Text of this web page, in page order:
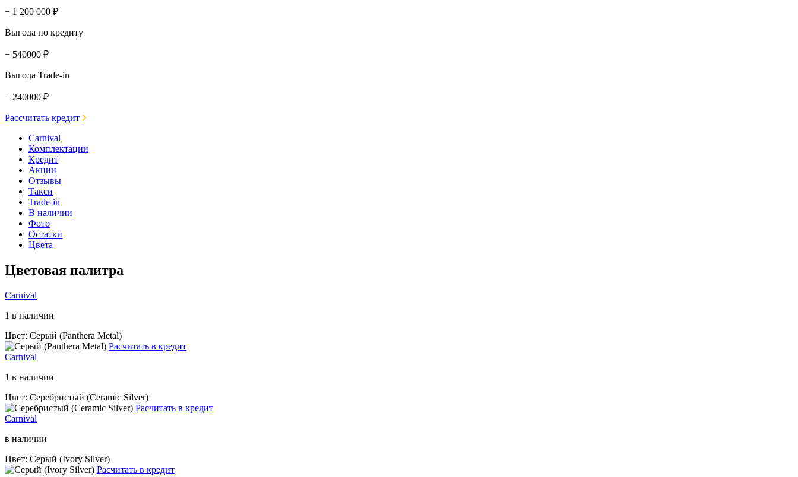
− 1 200 000 ₽
Выгода по кредиту
− 540000 ₽
Выгода Trade-in
− 240000 ₽
Рассчитать кредит
Carnival
Комплектации
Кредит
Акции
Отзывы
Такси
Trade-in
В наличии
Фото
Остатки
Цвета
Цветовая палитра
Carnival
1 в наличии
Цвет: Серый (Panthera Metal)
Расчитать в кредит
Carnival
1 в наличии
Цвет: Серебристый (Ceramic Silver)
Расчитать в кредит
Carnival
в наличии
Цвет: Серый (Ivory Silver)
Расчитать в кредит